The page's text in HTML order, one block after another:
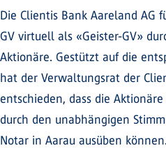
Die Clientis Bank Aareland AG
GV virtuell als «Geister-GV»
Aktionäre. Gestützt auf die
hat der Verwaltungsrat der
entschieden, dass die
durch den unabhängigen
Notar in Aarau ausüben